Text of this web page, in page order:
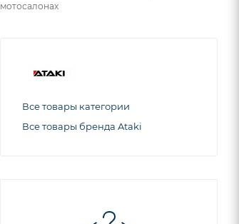
мотосалонах
Все товары категории
Все товары бренда Ataki